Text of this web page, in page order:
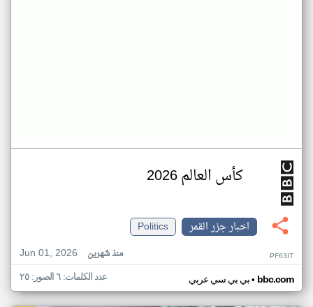
كأس العالم 2026
اخبار جزر القمر
Politics
Jun 01, 2026
منذ شهرين PF63IT
بي بي سي عربي• bbc.com عدد الكلمات: ٦ الصور: ٢٥